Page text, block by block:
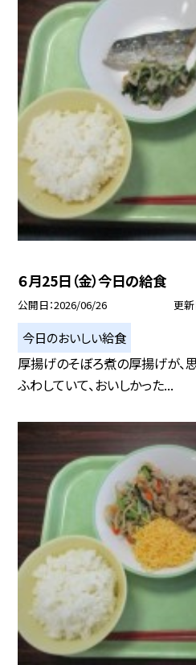
６月25日（金）今日の給食
公開日 2026/06/26 更
今日のおいしい給食
厚揚げのそぼろ煮の厚揚げが、
ふわしていて、おいしかった...